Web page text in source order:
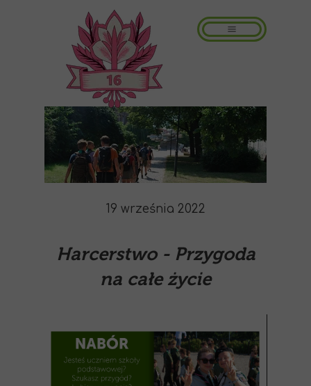
19 września 2022
Harcerstwo - Przygoda
na całe życie